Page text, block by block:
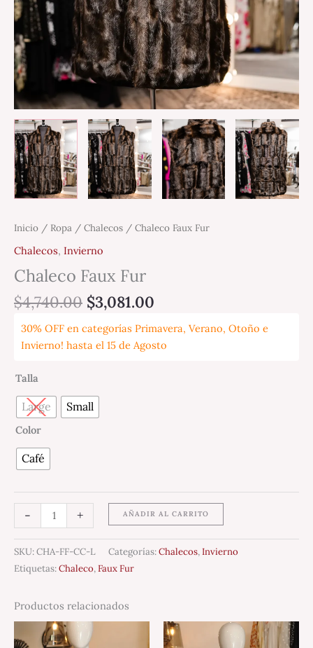
Inicio / Ropa / Chalecos / Chaleco Faux Fur
Chalecos, Invierno
Chaleco Faux Fur
$4,740.00 $3,081.00
30% OFF en categorías Primavera, Verano, Otoño e
Invierno! hasta el 15 de Agosto
Talla
Large Small
Color
Café
- + AÑADIR AL CARRITO
SKU:CHA-FF-CC-L Categorías:Chalecos,Invierno
Etiquetas:Chaleco,Faux Fur
Productos relacionados